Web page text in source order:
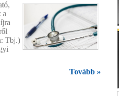
a
Tbj.)
Tovább »